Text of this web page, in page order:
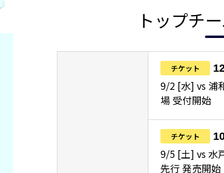
トップチ
チケット
9/2 [水] vs 浦
場 受付開始
チケット
9/5 [土] vs 水
先行 発売開始